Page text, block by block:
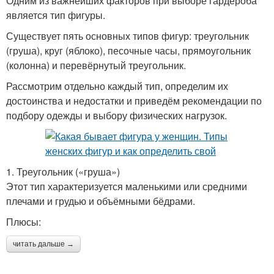
является тип фигуры.
Существует пять основных типов фигур: треугольник
(груша), круг (яблоко), песочные часы, прямоугольник
(колонна) и перевёрнутый треугольник.
Рассмотрим отдельно каждый тип, определим их
достоинства и недостатки и приведём рекомендации по
подбору одежды и выбору физических нагрузок.
1. Треугольник («груша»)
Этот тип характеризуется маленькими или средними
плечами и грудью и объёмными бёдрами.
Плюсы:
читать дальше →